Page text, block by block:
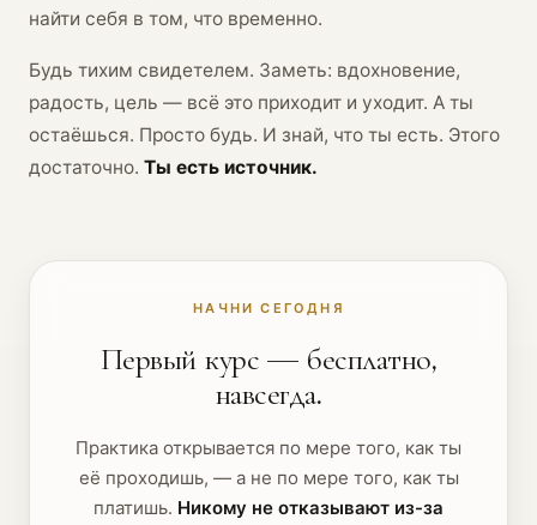
найти себя в том, что временно.
Будь тихим свидетелем. Заметь: вдохновение,
радость, цель — всё это приходит и уходит. А ты
остаёшься. Просто будь. И знай, что ты есть. Этого
достаточно. Ты есть источник.
НАЧНИ СЕГОДНЯ
Первый курс — бесплатно,
навсегда.
Практика открывается по мере того, как ты
её проходишь, — а не по мере того, как ты
платишь. Никому не отказывают из-за